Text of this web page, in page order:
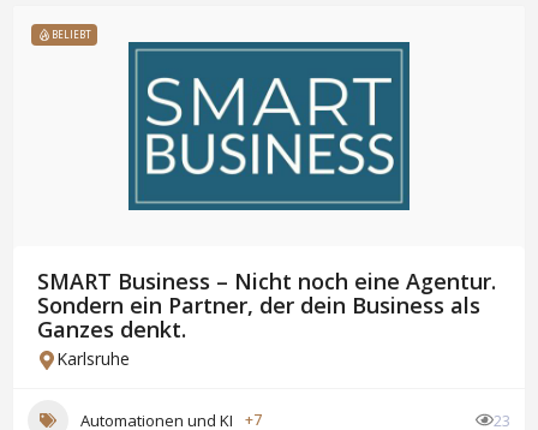
BELIEBT
SMART Business – Nicht noch eine Agentur.
Sondern ein Partner, der dein Business als
Ganzes denkt.
Karlsruhe
Automationen und KI +7 23